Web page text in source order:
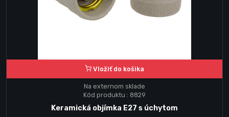
Vložiť do košika
Na externom sklade
Kód produktu : 8829
Keramická objímka E27 s úchytom